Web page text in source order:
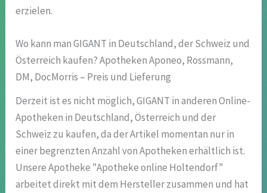
erzielen.
Wo kann man GIGANT in Deutschland, der Schweiz und
Österreich kaufen? Apotheken Aponeo, Rossmann,
DM, DocMorris – Preis und Lieferung
Derzeit ist es nicht möglich, GIGANT in anderen Online-
Apotheken in Deutschland, Österreich und der
Schweiz zu kaufen, da der Artikel momentan nur in
einer begrenzten Anzahl von Apotheken erhältlich ist.
Unsere Apotheke "Apotheke online Holtendorf"
arbeitet direkt mit dem Hersteller zusammen und hat